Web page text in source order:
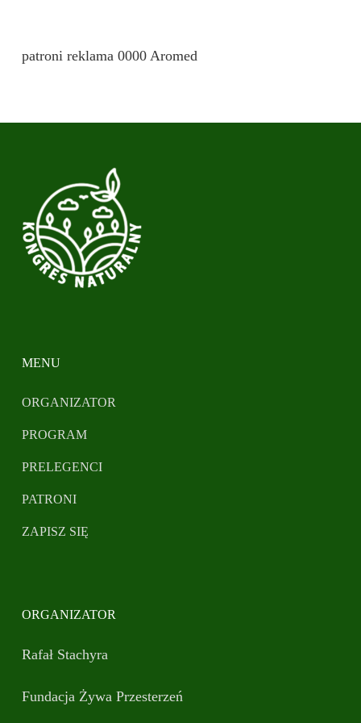
patroni reklama 0000 Aromed
MENU
ORGANIZATOR
PROGRAM
PRELEGENCI
PATRONI
ZAPISZ SIĘ
ORGANIZATOR
Rafał Stachyra
Fundacja Żywa Przesterzeń